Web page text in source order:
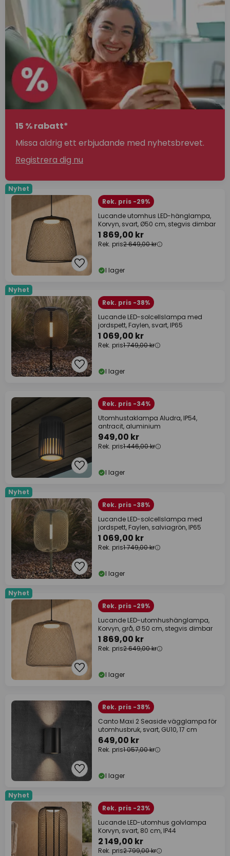
15 % rabatt*
Missa aldrig ett erbjudande med nyhetsbrevet.
Registrera dig nu
Nyhet
Rek. pris -29%
Lucande utomhus LED-hänglampa,
Korvyn, svart, Ø50 cm, stegvis dimbar
1 869,00 kr
Rek. pris2 649,00 kr
I lager
Nyhet
Rek. pris -38%
Lucande LED-solcellslampa med
jordspett, Faylen, svart, IP65
1 069,00 kr
Rek. pris1 749,00 kr
I lager
Rek. pris -34%
Utomhustaklampa Aludra, IP54,
antracit, aluminium
949,00 kr
Rek. pris1 446,00 kr
I lager
Nyhet
Rek. pris -38%
Lucande LED-solcellslampa med
jordspett, Faylen, salviagrön, IP65
1 069,00 kr
Rek. pris1 749,00 kr
I lager
Nyhet
Rek. pris -29%
Lucande LED-utomhushänglampa,
Korvyn, grå, Ø 50 cm, stegvis dimbar
1 869,00 kr
Rek. pris2 649,00 kr
I lager
Rek. pris -38%
Canto Maxi 2 Seaside vägglampa för
utomhusbruk, svart, GU10, 17 cm
649,00 kr
Rek. pris1 057,00 kr
I lager
Nyhet
Rek. pris -23%
Lucande LED-utomhus golvlampa
Korvyn, svart, 80 cm, IP44
2 149,00 kr
Rek. pris2 799,00 kr